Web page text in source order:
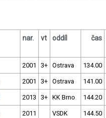
nar. vt oddíl čas
2001 3+ Ostrava 134.00
2001 3+ Ostrava 141.00
2013 3+ KK Brno 144.20
2011 VSDK 144.50